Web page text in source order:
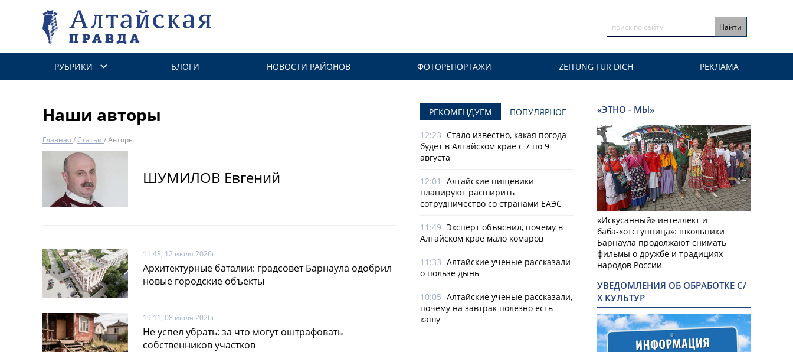
РУБРИКИ БЛОГИ НОВОСТИ РАЙОНОВ ФОТОРЕПОРТАЖИ ZEITUNG FÜR DICH РЕКЛАМА
Наши авторы
Главная /Статьи /Авторы
ШУМИЛОВ Евгений
11:48, 12 июля 2026г
Архитектурные баталии: градсовет Барнаула одобрил
новые городские объекты
19:11, 08 июля 2026г
Не успел убрать: за что могут оштрафовать
собственников участков
РЕКОМЕНДУЕМ ПОПУЛЯРНОЕ
12:23 Стало известно, какая погода
будет в Алтайском крае с 7 по 9
августа
12:01
Алтайские пищевики
планируют расширить
сотрудничество со странами ЕАЭС
11:49 Эксперт объяснил, почему в
Алтайском крае мало комаров
11:33 Алтайские ученые рассказали
о пользе дынь
10:05 Алтайские ученые рассказали,
почему на завтрак полезно есть
кашу
«ЭТНО - МЫ»
«Искусанный» интеллект и
баба-«отступница»: школьники
Барнаула продолжают снимать
фильмы о дружбе и традициях
народов России
УВЕДОМЛЕНИЯ ОБ ОБРАБОТКЕ С/
Х КУЛЬТУР